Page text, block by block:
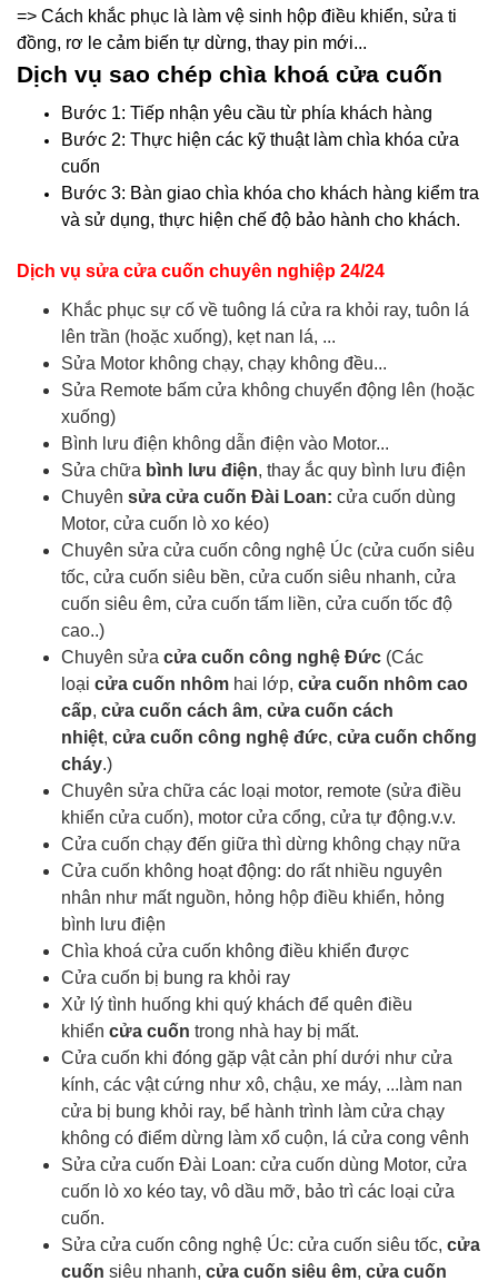
=> Cách khắc phục là làm vệ sinh hộp điều khiển, sửa ti
đồng, rơ le cảm biến tự dừng, thay pin mới...
Dịch vụ sao chép chìa khoá cửa cuốn
Bước 1: Tiếp nhận yêu cầu từ phía khách hàng
Bước 2: Thực hiện các kỹ thuật làm chìa khóa cửa
cuốn
Bước 3: Bàn giao chìa khóa cho khách hàng kiểm tra
và sử dụng, thực hiện chế độ bảo hành cho khách.
Dịch vụ sửa cửa cuốn chuyên nghiệp 24/24
Khắc phục sự cố về tuông lá cửa ra khỏi ray, tuôn lá
lên trần (hoặc xuống), kẹt nan lá, ...
Sửa Motor không chạy, chạy không đều...
Sửa Remote bấm cửa không chuyển động lên (hoặc
xuống)
Bình lưu điện không dẫn điện vào Motor...
Sửa chữa bình lưu điện, thay ắc quy bình lưu điện
Chuyên sửa cửa cuốn Đài Loan: cửa cuốn dùng
Motor, cửa cuốn lò xo kéo)
Chuyên sửa cửa cuốn công nghệ Úc (cửa cuốn siêu
tốc, cửa cuốn siêu bền, cửa cuốn siêu nhanh, cửa
cuốn siêu êm, cửa cuốn tấm liền, cửa cuốn tốc độ
cao..)
Chuyên sửa cửa cuốn công nghệ Đức (Các
loại cửa cuốn nhôm hai lớp, cửa cuốn nhôm cao
cấp, cửa cuốn cách âm, cửa cuốn cách
nhiệt, cửa cuốn công nghệ đức, cửa cuốn chống
cháy.)
Chuyên sửa chữa các loại motor, remote (sửa điều
khiển cửa cuốn), motor cửa cổng, cửa tự động.v.v.
Cửa cuốn chạy đến giữa thì dừng không chạy nữa
Cửa cuốn không hoạt động: do rất nhiều nguyên
nhân như mất nguồn, hỏng hộp điều khiển, hỏng
bình lưu điện
Chìa khoá cửa cuốn không điều khiển được
Cửa cuốn bị bung ra khỏi ray
Xử lý tình huống khi quý khách để quên điều
khiển cửa cuốn trong nhà hay bị mất.
Cửa cuốn khi đóng gặp vật cản phí dưới như cửa
kính, các vật cứng như xô, chậu, xe máy, ...làm nan
cửa bị bung khỏi ray, bể hành trình làm cửa chạy
không có điểm dừng làm xổ cuộn, lá cửa cong vênh
Sửa cửa cuốn Đài Loan: cửa cuốn dùng Motor, cửa
cuốn lò xo kéo tay, vô dầu mỡ, bảo trì các loại cửa
cuốn.
Sửa cửa cuốn công nghệ Úc: cửa cuốn siêu tốc, cửa
cuốn siêu nhanh, cửa cuốn siêu êm, cửa cuốn